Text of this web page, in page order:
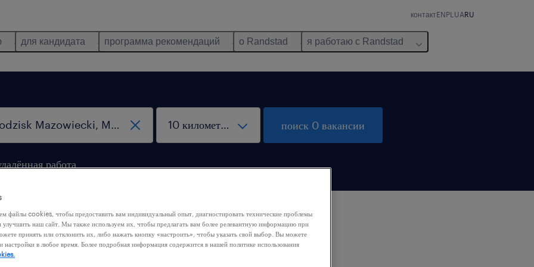
контактENPL UARU
для кандидата программа рекомендаций о Randstad я работаю с Randstad
работа
поиск 0 вакансии
никакой работы с этими фильтрами. Попробуйте
файлы cookies, чтобы предоставить вам индивидуальный опыт, диагностировать технические проблемы
наш сайт. Мы также используем их, чтобы предлагать вам более релевантную информацию при
принять или отклонить их, либо нажать кнопку «настроить», чтобы указать свой выбор. Вы можете
настройки в любое время. Более подробная информация содержится в нашей политике использования